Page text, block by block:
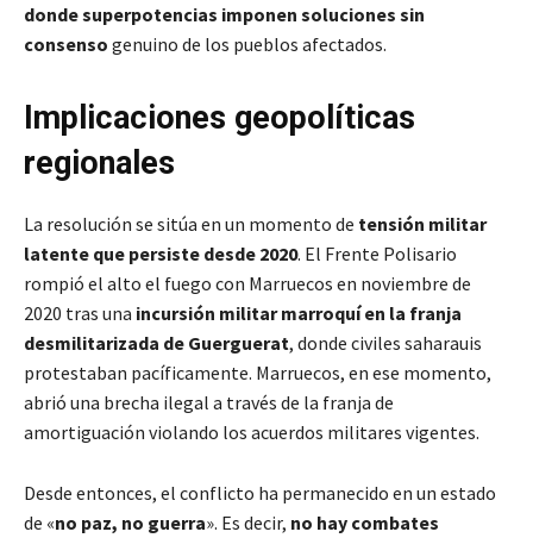
donde superpotencias imponen soluciones sin
consenso genuino de los pueblos afectados.
Implicaciones geopolíticas
regionales
La resolución se sitúa en un momento de tensión militar
latente que persiste desde 2020. El Frente Polisario
rompió el alto el fuego con Marruecos en noviembre de
2020 tras una incursión militar marroquí en la franja
desmilitarizada de Guerguerat, donde civiles saharauis
protestaban pacíficamente. Marruecos, en ese momento,
abrió una brecha ilegal a través de la franja de
amortiguación violando los acuerdos militares vigentes.
Desde entonces, el conflicto ha permanecido en un estado
de «no paz, no guerra». Es decir, no hay combates